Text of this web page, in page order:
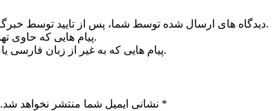
دیدگاه های ارسال شده توسط شما، پس از تایید توسط خبرگزاری الف در وب منتشر خواهد شد.
پیام هایی که حاوی تهمت یا افترا باشد منتشر نخواهد شد.
پیام هایی که به غیر از زبان فارسی یا غیر مرتبط باشد منتشر نخواهد شد.
نشانی ایمیل شما منتشر نخواهد شد. *